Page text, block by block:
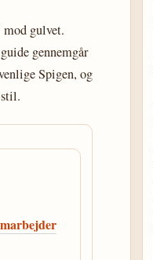
mod gulvet.
gennemgår
Spigen, og